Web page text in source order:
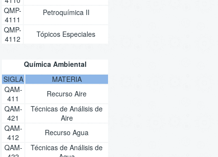
QMP-
4111
Petroquímica II
QMP-
4112
Tópicos Especiales
Química Ambiental
SIGLA
MATERIA
QAM-
411
Recurso Aire
QAM-
421
Técnicas de Análisis de
Aire
QAM-
412
Recurso Agua
QAM-
Técnicas de Análisis de